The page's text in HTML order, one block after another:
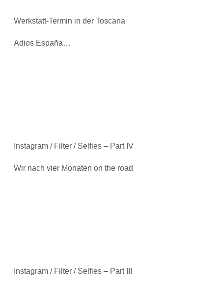
Werkstatt-Termin in der Toscana
Adios España…
Instagram / Filter / Selfies – Part IV
Wir nach vier Monaten on the road
Instagram / Filter / Selfies – Part III